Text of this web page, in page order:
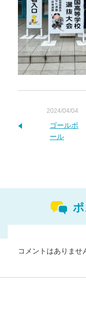
2024/04/04
ゴールボ
ール
コメントはありませ